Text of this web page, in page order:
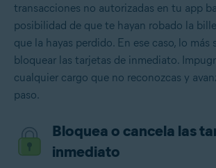
transacciones no autorizadas en tu app
posibilidad de que te hayan robado la
que la hayas perdido. En ese caso, lo más
bloquear las tarjetas de inmediato.
cualquier cargo que no reconozcas y
paso.
Bloquea o cancela las
inmediato